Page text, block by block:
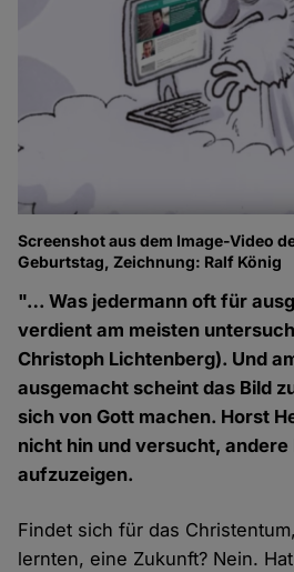
Screenshot aus dem Image-Video
Geburtstag, Zeichnung: Ralf König
"… Was jedermann oft für
verdient am meisten
Christoph Lichtenberg). Und
ausgemacht scheint das Bild
sich von Gott machen. Horst
nicht hin und versucht,
aufzuzeigen.
Findet sich für das
lernten, eine Zukunft? Nein.